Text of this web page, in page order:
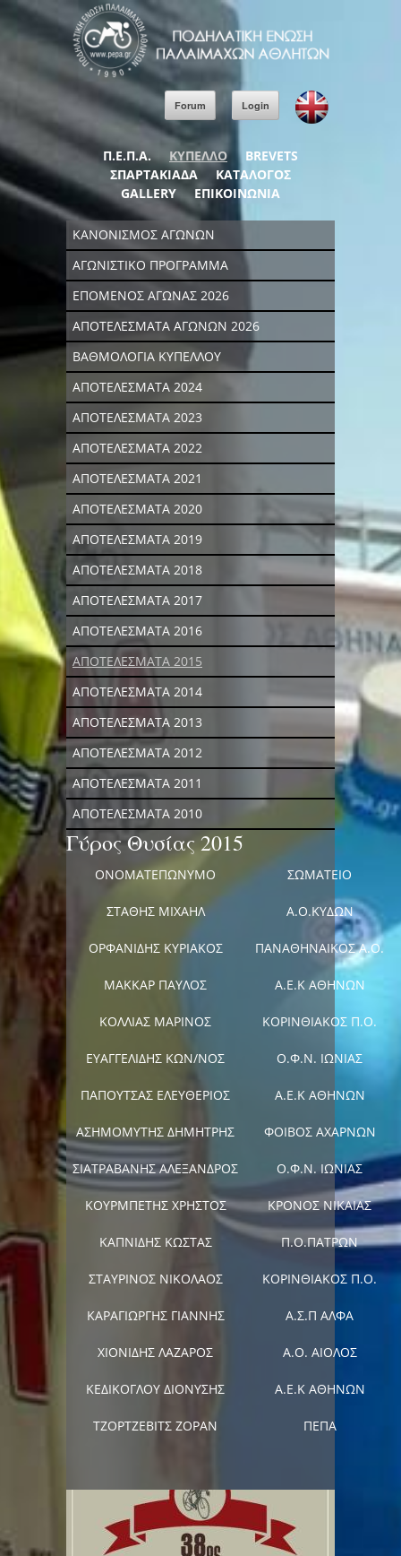
Forum Login
Π.Ε.Π.Α. ΚΥΠΕΛΛΟ
BREVETS
ΣΠΑΡΤΑΚΙΑΔΑ
ΚΑΤΑΛΟΓΟΣ
GALLERY
ΕΠΙΚΟΙΝΩΝΙΑ
ΚΑΝΟΝΙΣΜΟΣ ΑΓΩΝΩΝ
ΑΓΩΝΙΣΤΙΚΟ ΠΡΟΓΡΑΜΜΑ
ΕΠΟΜΕΝΟΣ ΑΓΩΝΑΣ 2026
ΑΠΟΤΕΛΕΣΜΑΤΑ ΑΓΩΝΩΝ 2026
ΒΑΘΜΟΛΟΓΙΑ ΚΥΠΕΛΛΟΥ
ΑΠΟΤΕΛΕΣΜΑΤΑ 2024
ΑΠΟΤΕΛΕΣΜΑΤΑ 2023
ΑΠΟΤΕΛΕΣΜΑΤΑ 2022
ΑΠΟΤΕΛΕΣΜΑΤΑ 2021
ΑΠΟΤΕΛΕΣΜΑΤΑ 2020
ΑΠΟΤΕΛΕΣΜΑΤΑ 2019
ΑΠΟΤΕΛΕΣΜΑΤΑ 2018
ΑΠΟΤΕΛΕΣΜΑΤΑ 2017
ΑΠΟΤΕΛΕΣΜΑΤΑ 2016
ΑΠΟΤΕΛΕΣΜΑΤΑ 2015
ΑΠΟΤΕΛΕΣΜΑΤΑ 2014
ΑΠΟΤΕΛΕΣΜΑΤΑ 2013
ΑΠΟΤΕΛΕΣΜΑΤΑ 2012
ΑΠΟΤΕΛΕΣΜΑΤΑ 2011
ΑΠΟΤΕΛΕΣΜΑΤΑ 2010
Γύρος Θυσίας 2015
ΟΝΟΜΑΤΕΠΩΝΥΜΟ ΣΩΜΑΤΕΙΟ
ΣΤΑΘΗΣ ΜΙΧΑΗΛ Α.Ο.ΚΥΔΩΝ
ΟΡΦΑΝΙΔΗΣ ΚΥΡΙΑΚΟΣ ΠΑΝΑΘΗΝΑΙΚΟΣ Α.Ο.
ΜΑΚΚΑΡ ΠΑΥΛΟΣ Α.Ε.Κ ΑΘΗΝΩΝ
ΚΟΛΛΙΑΣ ΜΑΡΙΝΟΣ ΚΟΡΙΝΘΙΑΚΟΣ Π.Ο.
ΕΥΑΓΓΕΛΙΔΗΣ ΚΩΝ/ΝΟΣ Ο.Φ.Ν. ΙΩΝΙΑΣ
ΠΑΠΟΥΤΣΑΣ ΕΛΕΥΘΕΡΙΟΣ Α.Ε.Κ ΑΘΗΝΩΝ
ΑΣΗΜΟΜΥΤΗΣ ΔΗΜΗΤΡΗΣ ΦΟΙΒΟΣ ΑΧΑΡΝΩΝ
ΣΙΑΤΡΑΒΑΝΗΣ ΑΛΕΞΑΝΔΡΟΣ Ο.Φ.Ν. ΙΩΝΙΑΣ
ΚΟΥΡΜΠΕΤΗΣ ΧΡΗΣΤΟΣ ΚΡΟΝΟΣ ΝΙΚΑΙΑΣ
ΚΑΠΝΙΔΗΣ ΚΩΣΤΑΣ Π.Ο.ΠΑΤΡΩΝ
ΣΤΑΥΡΙΝΟΣ ΝΙΚΟΛΑΟΣ ΚΟΡΙΝΘΙΑΚΟΣ Π.Ο.
ΚΑΡΑΓΙΩΡΓΗΣ ΓΙΑΝΝΗΣ Α.Σ.Π ΑΛΦΑ
ΧΙΟΝΙΔΗΣ ΛΑΖΑΡΟΣ Α.Ο. ΑΙΟΛΟΣ
ΚΕΔΙΚΟΓΛΟΥ ΔΙΟΝΥΣΗΣ Α.Ε.Κ ΑΘΗΝΩΝ
ΤΖΟΡΤΖΕΒΙΤΣ ΖΟΡΑΝ ΠΕΠΑ